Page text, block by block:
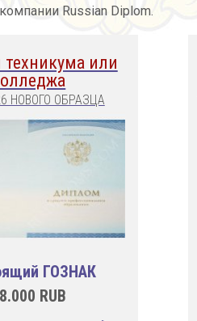
Russian Diplom.
или
НОВОГО ОБРАЗЦА
ГОЗНАК
RUB